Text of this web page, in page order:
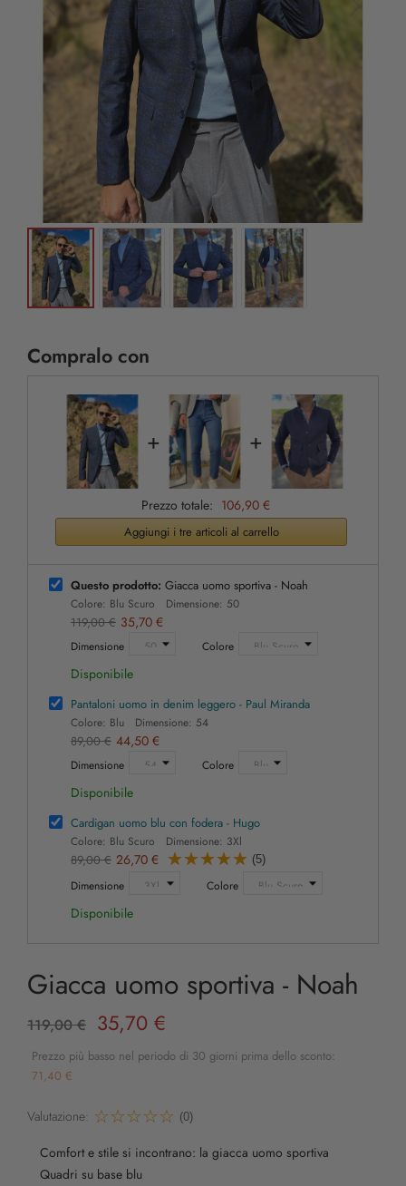
Compralo con
+ +
Prezzo totale: 106,90 €
Aggiungi i tre articoli al carrello
Questo prodotto: Giacca uomo sportiva - Noah
Colore: Blu Scuro Dimensione: 50
119,00 € 35,70 €
Dimensione Colore
Disponibile
Pantaloni uomo in denim leggero - Paul Miranda
Colore: Blu Dimensione: 54
89,00 € 44,50 €
Dimensione Colore
Disponibile
Cardigan uomo blu con fodera - Hugo
Colore: Blu Scuro Dimensione: 3Xl
89,00 € 26,70 € (5)
Dimensione Colore
Disponibile
Giacca uomo sportiva - Noah
119,00 € 35,70 €
Prezzo più basso nel periodo di 30 giorni prima dello sconto:
71,40 €
Valutazione: (0)
Comfort e stile si incontrano: la giacca uomo sportiva
Quadri su base blu